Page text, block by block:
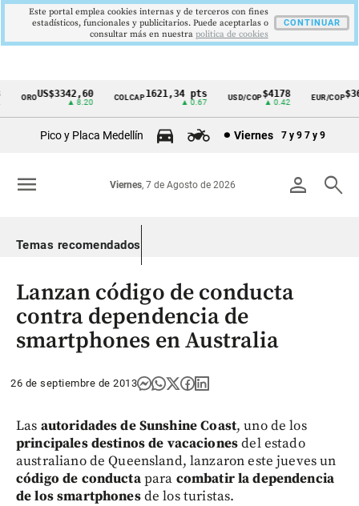
Cintillo
Colombia
OROUS$3342,60
▲ 8.20
COLCAP1621,34 pts
▲ 0.67
USD/COP$4178
▲ 0.42
EUR/COP
Pico y Placa Medellín Viernes 7 y 9 7 y 9
person search
Viernes, 7 de Agosto de 2026
menu
Temas recomendados
Lanzan código de conducta
contra dependencia de
smartphones en Australia
26 de septiembre de 2013
Las autoridades de Sunshine Coast, uno de los
principales destinos de vacacionesdel estado
australiano de Queensland, lanzaron este jueves un
código de conductapara combatir la dependencia
de los smartphonesde los turistas.
Este portal emplea cookies internas y de terceros con fines
estadísticos, funcionales y publicitarios. Puede aceptarlas o
consultar más en nuestra politica de cookies
CONTINUAR